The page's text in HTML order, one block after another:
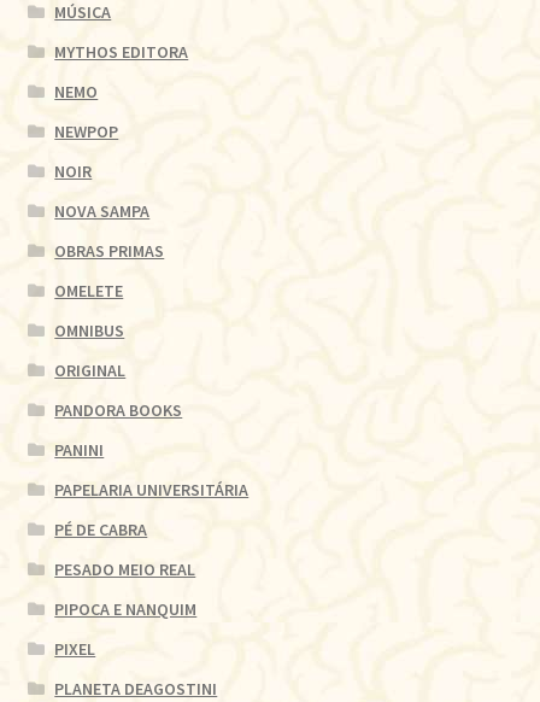
MÚSICA
MYTHOS EDITORA
NEMO
NEWPOP
NOIR
NOVA SAMPA
OBRAS PRIMAS
OMELETE
OMNIBUS
ORIGINAL
PANDORA BOOKS
PANINI
PAPELARIA UNIVERSITÁRIA
PÉ DE CABRA
PESADO MEIO REAL
PIPOCA E NANQUIM
PIXEL
PLANETA DEAGOSTINI